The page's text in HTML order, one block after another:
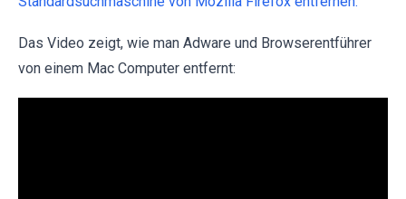
Das Video zeigt, wie man Adware und Browserentführer
von einem Mac Computer entfernt: